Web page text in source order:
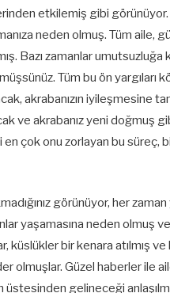
etkilemiş gibi
neden olmuş. Tüm aile,
Bazı zamanlar umutsuzluğa
Tüm bu ön
akrabanızın iyileşmesine
ve akrabanız yeni doğmuş
çok onu zorlayan bu süreç,
görünüyor, her
yaşamasına neden olmuş
küslükler bir kenara atılmış
olmuşlar. Güzel haberler ile
gelineceği